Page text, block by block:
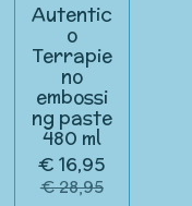
Autentic
o
Terrapie
no
embossi
ng paste
480 ml
€ 16,95
€ 28,95